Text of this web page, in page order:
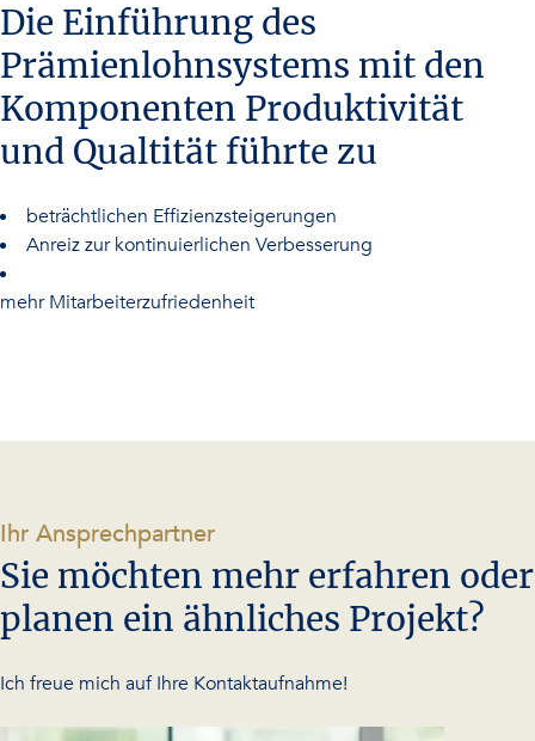
Die Einführung des
Prämienlohnsystems mit den
Komponenten Produktivität
und Qualtität führte zu
beträchtlichen Effizienzsteigerungen
Anreiz zur kontinuierlichen Verbesserung
mehr Mitarbeiterzufriedenheit
Ihr Ansprechpartner-
Sie möchten mehr erfahren oder
planen ein ähnliches Projekt?
Ich freue mich auf Ihre Kontaktaufnahme!